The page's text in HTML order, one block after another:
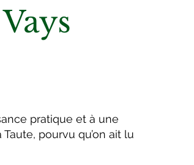
pratique et à une
pourvu qu’on ait lu